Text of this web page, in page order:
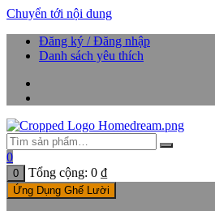
Chuyển tới nội dung
Đăng ký / Đăng nhập
Danh sách yêu thích
0
0 Tổng cộng: 0 ₫
Ứng Dụng Ghế Lười